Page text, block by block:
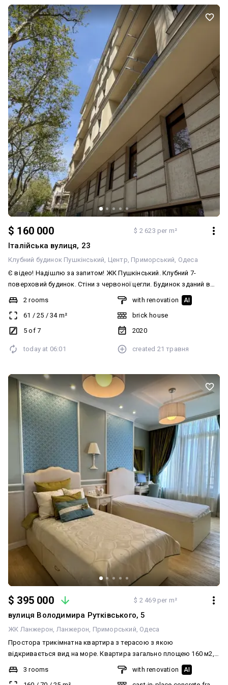
або тераси.
$ 160 000 $ 2 623 per m²
Італійська вулиця, 23
Клубний будинок Пушкінський Центр Приморський Одеса
Є відео! Надішлю за запитом! ЖК Пушкінський. Клубний 7-
поверховий будинок. Стіни з червоної цегли. Будинок зданий в
експлуатацію у 2020 році. Газові котли у кожній квартирі. Балкон.
Продаж стильної 2-кімнатної квартири з видом на вул.
Пушкінську (вул. Італійська). Простора кухня-вітальня з виходом
на балкон. Великі вікна. Вбудований холодильник, духовка,
Пушкінську. Санвузол із душовою. При вході вбудована шафа та
2 rooms
61 / 25 / 34m²
5 of 7
with renovation AI
brick house
2020
today at 06:01 created 21 травня
$ 395 000 $ 2 469 per m²
вулиця Володимира Рутківського, 5
ЖК Ланжерон Ланжерон Приморський Одеса
Простора трикімнатна квартира з терасою з якою
відкривається вид на море. Квартира загально площею 160 м2,
розпланована на дві спальні, кухню-вітальню, два санвузли. В
квартирі виконаний ремонт по авторському дизайн проекту,
3 rooms
with renovation AI